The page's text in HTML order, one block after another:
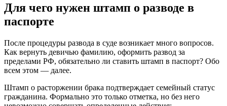
Для чего нужен штамп о разводе в
паспорте
После процедуры развода в суде возникает много вопросов.
Как вернуть девичью фамилию, оформить развод за
пределами РФ, обязательно ли ставить штамп в паспорт? Обо
всем этом — далее.
Штамп о расторжении брака подтверждает семейный статус
гражданина. Формально это только отметка, но без него